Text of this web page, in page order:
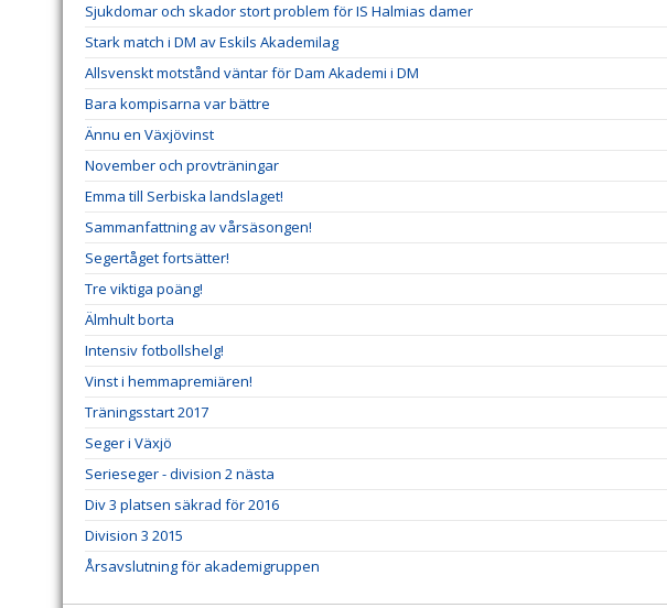
Sjukdomar och skador stort problem för IS Halmias damer
Stark match i DM av Eskils Akademilag
Allsvenskt motstånd väntar för Dam Akademi i DM
Bara kompisarna var bättre
Ännu en Växjövinst
November och provträningar
Emma till Serbiska landslaget!
Sammanfattning av vårsäsongen!
Segertåget fortsätter!
Tre viktiga poäng!
Älmhult borta
Intensiv fotbollshelg!
Vinst i hemmapremiären!
Träningsstart 2017
Seger i Växjö
Serieseger - division 2 nästa
Div 3 platsen säkrad för 2016
Division 3 2015
Årsavslutning för akademigruppen